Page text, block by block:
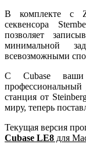
В комплекте с
секвенсора
позволяет
минимальной
всевозможными
С Cubase
станция от
миру, теперь
Текущая версия
Cubase LE8 для